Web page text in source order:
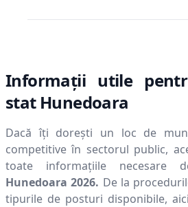
Informații utile
stat Hunedoara
Dacă îți dorești un loc de
competitive în sectorul public,
toate informațiile necesare
Hunedoara 2026. De la
tipurile de posturi disponibile,